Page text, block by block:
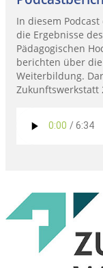
In diesem
die Ergebnisse
Pädagogischen
berichten über
Weiterbildung.
Zukunftswerkstatt